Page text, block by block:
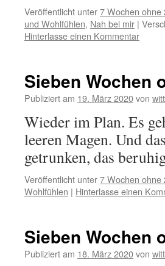
Veröffentlicht unter7 Wochen ohne
und Wohlfühlen, Nah bei mir |
Hinterlasse einen Kommentar
Sieben Wochen
Publiziert am 19. März 2020von
Wieder im Plan. Es
leeren Magen. Und
getrunken, das
Veröffentlicht unter7 Wochen ohne
Wohlfühlen | Hinterlasse einen
Sieben Wochen
Publiziert am 18. März 2020von